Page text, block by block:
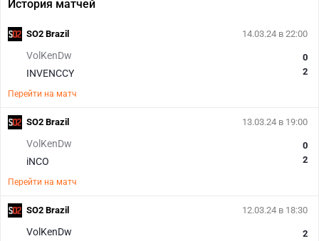
История матчей
14.03.24 в 22:00
VolKenDw
INVENCCY
0
2
Перейти на матч
SO2 Brazil
13.03.24 в 19:00
VolKenDw
iNCO
0
2
Перейти на матч
SO2 Brazil
12.03.24 в 18:30
VolKenDw
2
SO2 Brazil